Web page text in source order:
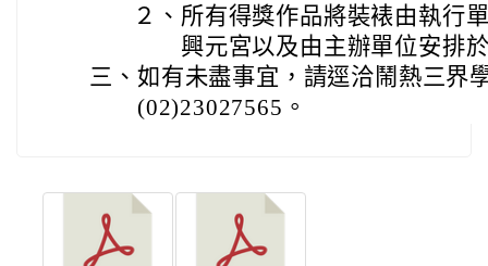
２、 所有得獎作品將裝裱由執行
興元宮以及由主辦單位安排
三、 如有未盡事宜，請逕洽鬧熱三界
(02)23027565。